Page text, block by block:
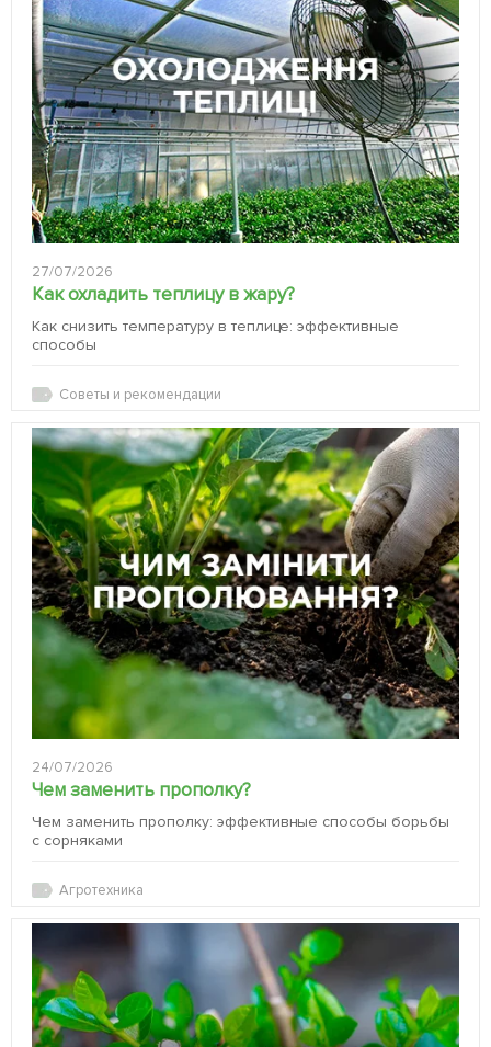
27/07/2026
Как охладить теплицу в жару?
Как снизить температуру в теплице: эффективные
способы
Советы и рекомендации
24/07/2026
Чем заменить прополку?
Чем заменить прополку: эффективные способы борьбы
с сорняками
Агротехника